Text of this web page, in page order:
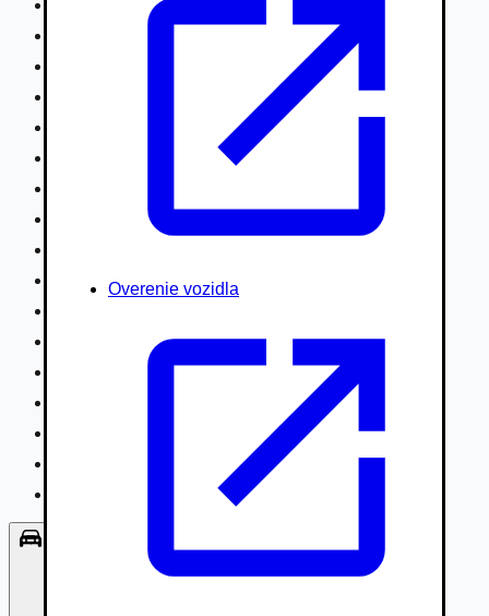
Overenie vozidla
Nákladné vozidlá nad 7,5t
Vodné/Snežné skútre, štvorkolky
Poľnohospodárske vozidlá / stroje
Hydraulické ruky autožeriavy
Špeciály/nosiče kontajnerov
Návesy/prívesy nadstavby
Lode/člny, lietadlá/vznášadlá
Príslušenstvo, Oblečenie